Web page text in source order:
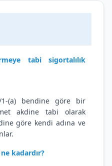
tabi sigortalılık
1-(a) bendine göre bir
akdine tabi olarak
göre kendi adına ve
kadardır?